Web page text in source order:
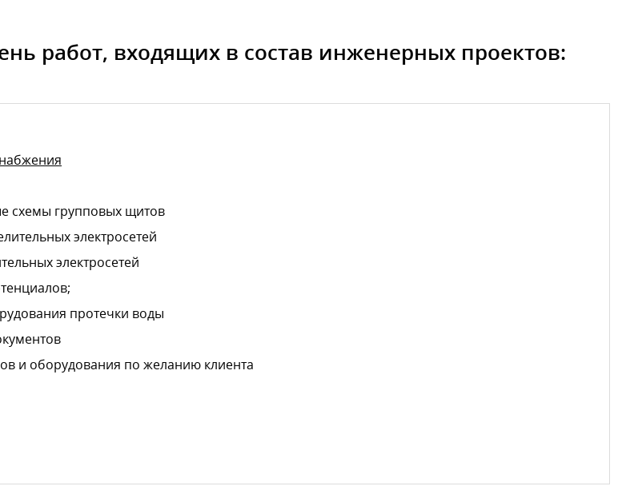
работ, входящих в состав инженерных проектов:
схемы групповых щитов
электросетей
электросетей
протечки воды
и оборудования по желанию клиента